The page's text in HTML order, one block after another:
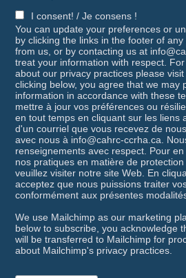
I consent! / Je consens !
You can update your preferences or
by clicking the links in the footer of
from us, or by contacting us at
treat your information with respect.
about our privacy practices please
clicking below, you agree that we may
information in accordance with these
mettre à jour vos préférences ou
en tout temps en cliquant sur les liens
d'un courriel que vous recevez de
avec nous à info@cahrc-ccrha.ca.
renseignements avec respect. Pour
nos pratiques en matière de protection
veuillez visiter notre site Web. En
acceptez que nous puissions traiter
conformément aux présentes
We use Mailchimp as our marketing
below to subscribe, you acknowledge
will be transferred to Mailchimp for
about Mailchimp's privacy practices.